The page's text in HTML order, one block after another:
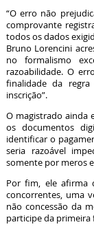
“O erro não
comprovante
todos os dados
Bruno Lorencini
no formalismo
razoabilidade. O
finalidade da
inscrição”.
O magistrado ainda
os documentos
identificar o
seria razoável
somente por meros
Por fim, ele afirma
concorrentes, uma
não concessão da
participe da primeira